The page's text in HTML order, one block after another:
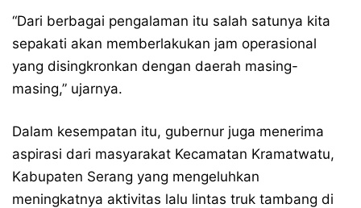
“Dari berbagai pengalaman itu salah satunya kita
sepakati akan memberlakukan jam operasional
yang disingkronkan dengan daerah masing-
masing,” ujarnya.
Dalam kesempatan itu, gubernur juga menerima
aspirasi dari masyarakat Kecamatan Kramatwatu,
Kabupaten Serang yang mengeluhkan
meningkatnya aktivitas lalu lintas truk tambang di